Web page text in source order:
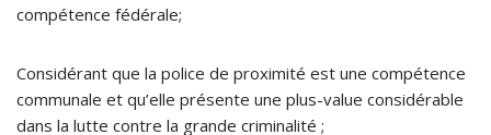
compétence fédérale;
Considérant que la police de proximité est une compétence
communale et qu’elle présente une plus-value considérable
dans la lutte contre la grande criminalité ;